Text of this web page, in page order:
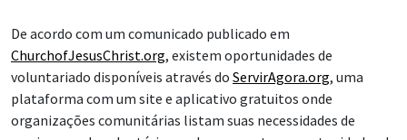
De acordo com um comunicado publicado em
ChurchofJesusChrist.org, existem oportunidades de
voluntariado disponíveis através do ServirAgora.org, uma
plataforma com um site e aplicativo gratuitos onde
organizações comunitárias listam suas necessidades de